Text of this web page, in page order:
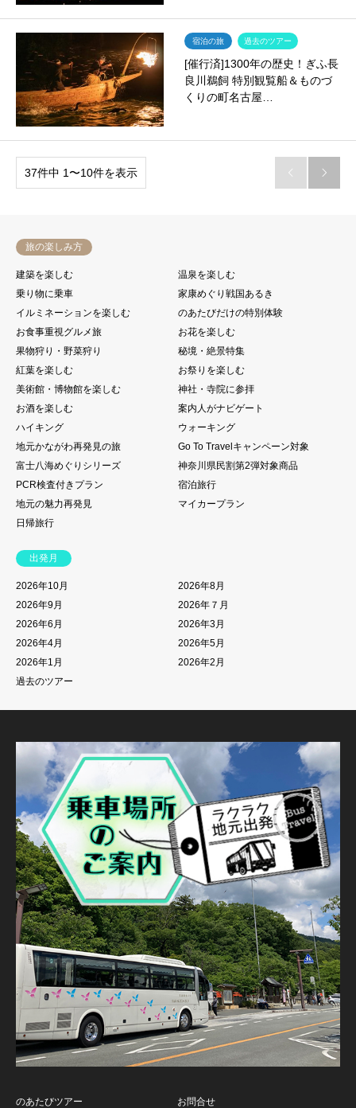
宿泊の旅 過去のツアー
[催行済]1300年の歴史！ぎふ長
良川鵜飼 特別観覧船＆ものづ
くりの町名古屋…
37件中 1〜10件を表示  
旅の楽しみ方
建築を楽しむ
温泉を楽しむ
乗り物に乗車
家康めぐり戦国あるき
イルミネーションを楽しむ
のあたびだけの特別体験
お食事重視グルメ旅
お花を楽しむ
果物狩り・野菜狩り
秘境・絶景特集
紅葉を楽しむ
お祭りを楽しむ
美術館・博物館を楽しむ
神社・寺院に参拝
お酒を楽しむ
案内人がナビゲート
ハイキング
ウォーキング
地元かながわ再発見の旅
Go To Travelキャンペーン対象
富士八海めぐりシリーズ
神奈川県民割第2弾対象商品
PCR検査付きプラン
宿泊旅行
地元の魅力再発見
マイカープラン
日帰旅行
出発月
2026年10月
2026年8月
2026年9月
2026年７月
2026年6月
2026年3月
2026年4月
2026年5月
2026年1月
2026年2月
過去のツアー
のあたびツアー
お問合せ